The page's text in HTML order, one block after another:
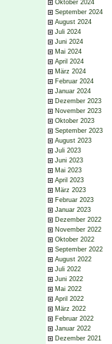
Oktober 2024
September 2024
August 2024
Juli 2024
Juni 2024
Mai 2024
April 2024
März 2024
Februar 2024
Januar 2024
Dezember 2023
November 2023
Oktober 2023
September 2023
August 2023
Juli 2023
Juni 2023
Mai 2023
April 2023
März 2023
Februar 2023
Januar 2023
Dezember 2022
November 2022
Oktober 2022
September 2022
August 2022
Juli 2022
Juni 2022
Mai 2022
April 2022
März 2022
Februar 2022
Januar 2022
Dezember 2021